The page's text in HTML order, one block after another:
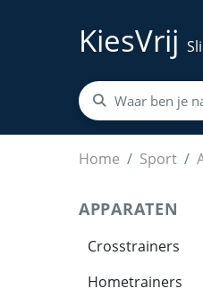
KiesVrij
Home Sport
Fluid Rower
APPARATEN
Crosstrainers
Hometrainers